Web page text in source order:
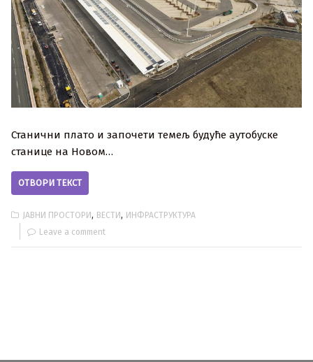
Станични плато и започети темељ будуће аутобуске
станице на Новом…
ОТВОРИ ТЕКСТ
ЈАВНИ ПРОСТОРИ, ВЕСТИ, ИНФРАСТРУКТУРА
Leave a comment